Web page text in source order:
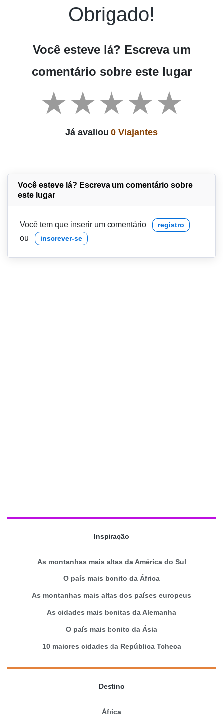
Obrigado!
Você esteve lá? Escreva um
comentário sobre este lugar
Já avaliou 0 Viajantes
Você esteve lá? Escreva um comentário sobre
este lugar
Você tem que inserir um comentário registro
ou inscrever-se
Inspiração
As montanhas mais altas da América do Sul
O país mais bonito da África
As montanhas mais altas dos países europeus
As cidades mais bonitas da Alemanha
O país mais bonito da Ásia
10 maiores cidades da República Tcheca
Destino
África